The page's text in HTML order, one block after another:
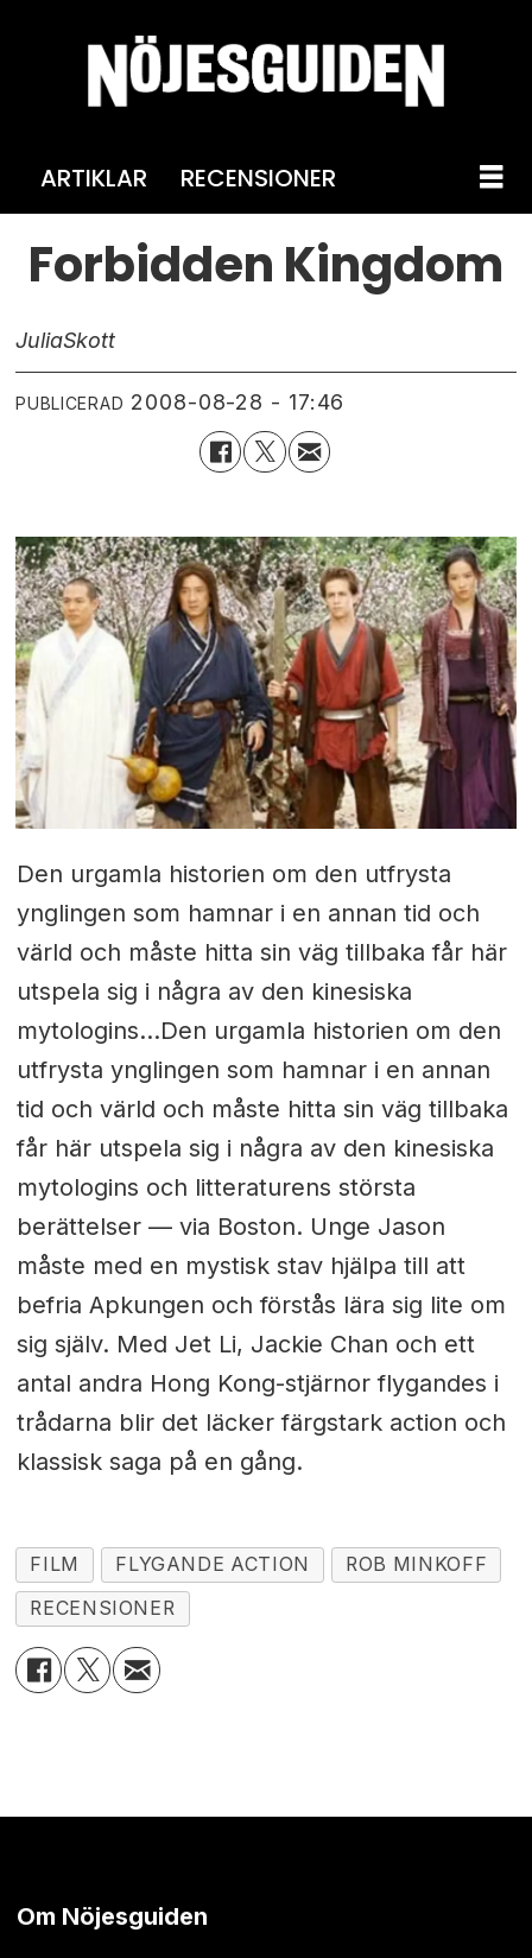
ARTIKLAR RECENSIONER
Forbidden Kingdom
JuliaSkott
PUBLICERAD 2008-08-28 - 17:46
Den urgamla historien om den utfrysta
ynglingen som hamnar i en annan tid och
värld och måste hitta sin väg tillbaka får här
utspela sig i några av den kinesiska
mytologins...Den urgamla historien om den
utfrysta ynglingen som hamnar i en annan
tid och värld och måste hitta sin väg tillbaka
får här utspela sig i några av den kinesiska
mytologins och litteraturens största
berättelser — via Boston. Unge Jason
måste med en mystisk stav hjälpa till att
befria Apkungen och förstås lära sig lite om
sig själv. Med Jet Li, Jackie Chan och ett
antal andra Hong Kong-stjärnor flygandes i
trådarna blir det läcker färgstark action och
klassisk saga på en gång.
FILM FLYGANDE ACTION
ROB MINKOFF
RECENSIONER
Om Nöjesguiden